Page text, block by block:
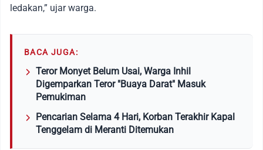
ledakan,” ujar warga.
BACA JUGA:
Teror Monyet Belum Usai, Warga Inhil
Digemparkan Teror "Buaya Darat" Masuk
Pemukiman
Pencarian Selama 4 Hari, Korban Terakhir Kapal
Tenggelam di Meranti Ditemukan